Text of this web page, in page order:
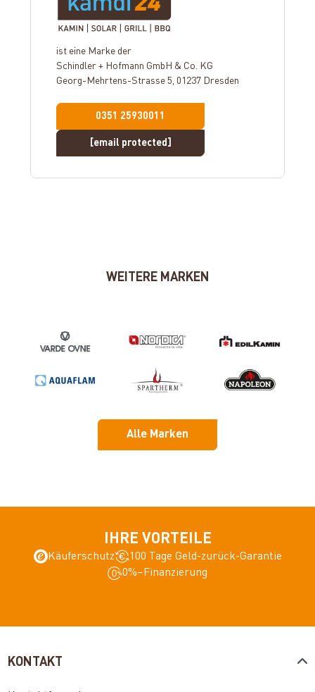
ist eine Marke der
Schindler + Hofmann GmbH & Co. KG
Georg-Mehrtens-Strasse 5, 01237 Dresden
0351 25930011
[email protected]
WEITERE MARKEN
Alle Marken
IHRE VORTEILE
Käuferschutz
100 Tage Geld-zurück-Garantie
0%–Finanzierung
KONTAKT